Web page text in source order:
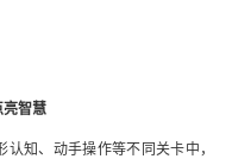
智慧
知、动手操作等不同关卡中，